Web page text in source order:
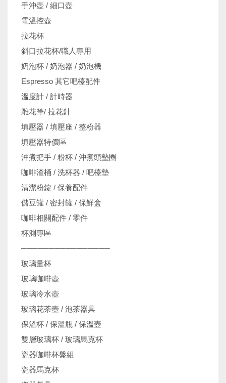
手沖壺 / 細口壺
電溫控壺
拉花杯
斜口拉花杯/職人專用
奶泡杯 / 奶泡器 / 奶泡機
Espresso 其它吧檯配件
溫度計 / 計時器
雕花筆/ 拉花針
填壓器 / 填壓座 / 整粉器
填壓器特價區
沖煮把手 / 粉杯 / 沖煮頭墊圈
咖啡渣桶 / 洗杯器 / 吧檯墊
清潔粉錠 / 保養配件
儲豆罐 / 密封罐 / 保鮮盒
咖啡相關配件 / 零件
杯測專區
────────────────
玻璃量杯
玻璃咖啡壺
玻璃冷水壺
玻璃花茶壺 / 泡茶器具
保溫杯 / 保溫瓶 / 保溫壺
雙層玻璃杯 / 玻璃馬克杯
瓷器咖啡杯盤組
瓷器馬克杯